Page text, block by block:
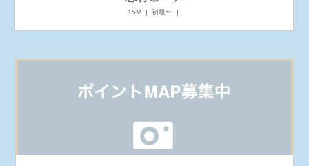
15M | 初級〜 |